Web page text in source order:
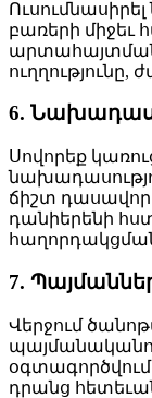
բառերի միջեւ
արտահայտման
6.
Սովորեք
ճիշտ
դանիերենի
7.
Վերջում
դրանց